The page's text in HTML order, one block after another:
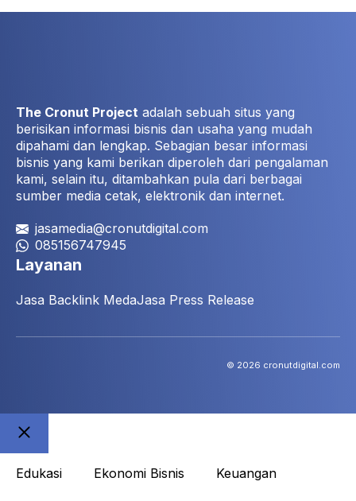
The Cronut Project adalah sebuah situs yang
berisikan informasi bisnis dan usaha yang mudah
dipahami dan lengkap. Sebagian besar informasi
bisnis yang kami berikan diperoleh dari pengalaman
kami, selain itu, ditambahkan pula dari berbagai
sumber media cetak, elektronik dan internet.
jasamedia@cronutdigital.com
085156747945
Layanan
Jasa Backlink MedaJasa Press Release
© 2026 cronutdigital.com
Close
Edukasi Ekonomi Bisnis Keuangan